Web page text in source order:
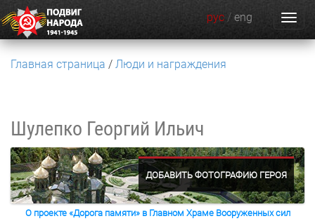
рус / eng
Главная страница Люди и награждения
Шулепко Георгий Ильич
ДОБАВИТЬ ФОТОГРАФИЮ ГЕРОЯ
О проекте «Дорога памяти» в Главном Храме Вооруженных сил